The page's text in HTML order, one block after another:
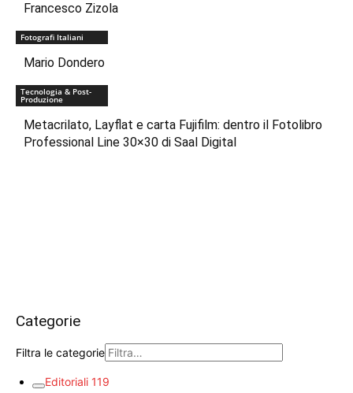
Francesco Zizola
Fotografi Italiani
Mario Dondero
Tecnologia & Post-
Produzione
Metacrilato, Layflat e carta Fujifilm: dentro il Fotolibro
Professional Line 30×30 di Saal Digital
Categorie
Filtra le categorie
Editoriali 119